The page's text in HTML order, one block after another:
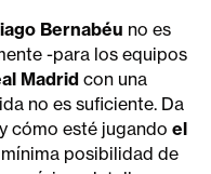
Bernabéu no es
-para los equipos
Madrid con una
no es suficiente. Da
cómo esté jugando el
posibilidad de